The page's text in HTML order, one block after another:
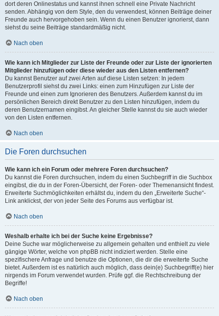
dort deren Onlinestatus und kannst ihnen schnell eine Private Nachricht
senden. Abhängig von dem Style, den du verwendest, können Beiträge deiner
Freunde auch hervorgehoben sein. Wenn du einen Benutzer ignorierst, dann
siehst du seine Beiträge standardmäßig nicht.
Nach oben
Wie kann ich Mitglieder zur Liste der Freunde oder zur Liste der ignorierten
Mitglieder hinzufügen oder diese wieder aus den Listen entfernen?
Du kannst Benutzer auf zwei Arten auf diese Listen setzen: In jedem
Benutzerprofil siehst du zwei Links: einen zum Hinzufügen zur Liste der
Freunde und einen zum Ignorieren des Benutzers. Außerdem kannst du im
persönlichen Bereich direkt Benutzer zu den Listen hinzufügen, indem du
deren Benutzernamen eingibst. An gleicher Stelle kannst du sie auch wieder
von den Listen entfernen.
Nach oben
Die Foren durchsuchen
Wie kann ich ein Forum oder mehrere Foren durchsuchen?
Du kannst die Foren durchsuchen, indem du einen Suchbegriff in die Suchbox
eingibst, die du in der Foren-Übersicht, der Foren- oder Themenansicht findest.
Erweiterte Suchmöglichkeiten erhältst du, indem du den „Erweiterte Suche“-
Link anklickst, der von jeder Seite des Forums aus verfügbar ist.
Nach oben
Weshalb erhalte ich bei der Suche keine Ergebnisse?
Deine Suche war möglicherweise zu allgemein gehalten und enthielt zu viele
gängige Wörter, welche von phpBB nicht indiziert werden. Stelle eine
spezifischere Anfrage und benutze die Optionen, die dir die erweiterte Suche
bietet. Außerdem ist es natürlich auch möglich, dass dein(e) Suchbegriff(e) hier
nirgends im Forum verwendet wurden. Prüfe ggf. die Rechtschreibung der
Begriffe!
Nach oben